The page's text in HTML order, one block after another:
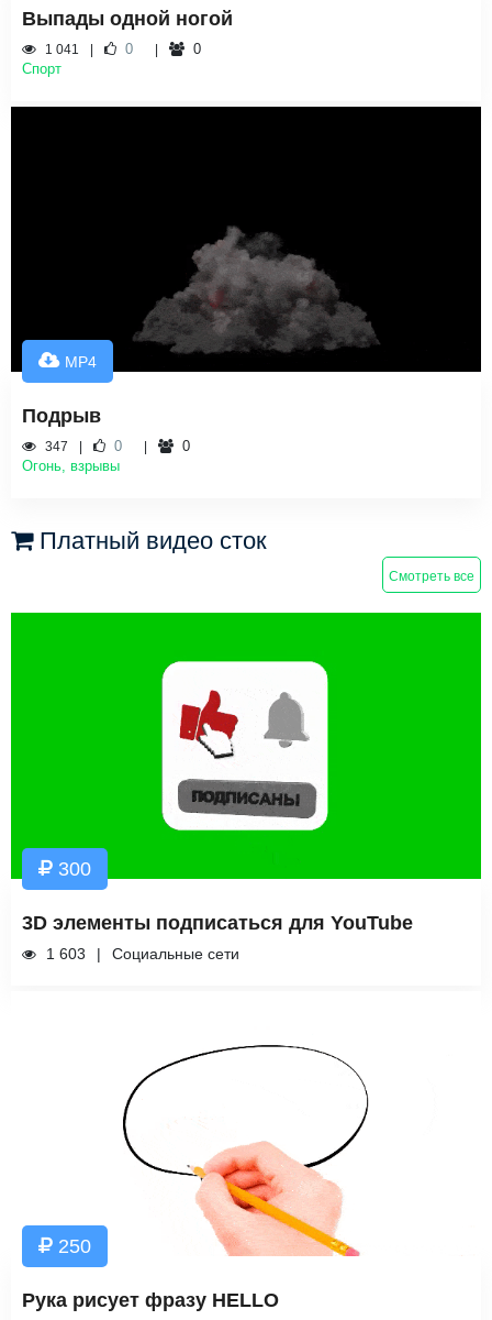
Выпады одной ногой
1 041 0
0
Спорт
MP4
Подрыв
347 0
0
Огонь, взрывы
Платный видео сток
Смотреть все
300
3D элементы подписаться для YouTube
1 603 Социальные сети
250
Рука рисует фразу HELLO